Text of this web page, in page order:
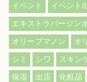
イベント
イベント
エキストラバージン
オリーブマノン
オ
シミ
シワ スキン
保湿
出店 化粧品